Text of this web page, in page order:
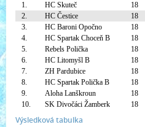
1.
HC Skuteč 18
2.
HC Čestice 18
3.
HC Baroni Opočno 18
4.
HC Spartak Choceň B 18
5.
Rebels Polička 18
6.
HC Litomyšl B 18
7.
ZH Pardubice 18
8.
HC Spartak Polička B 18
9.
Aloha Lanškroun 18
10.
SK Divočáci Žamberk 18
Výsledková tabulka